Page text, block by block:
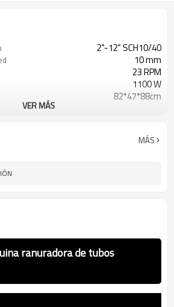
2"-12" SCH10/40
10 mm
23 RPM
1100 W
82*47*88cm
VER MÁS
MÁS
ranuradora de tubos